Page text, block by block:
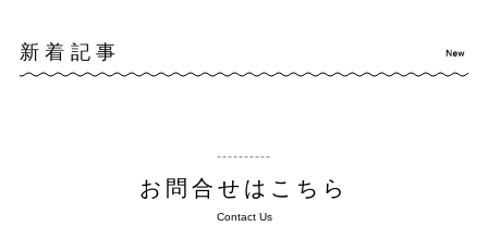
新着記事
お問合せはこちら
Contact Us